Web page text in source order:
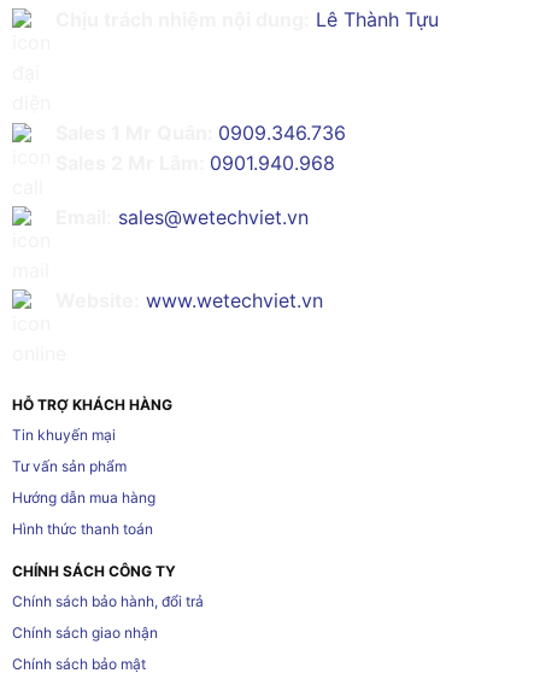
Lê Thành Tựu
0909.346.736
0901.940.968
sales@wetechviet.vn
www.wetechviet.vn
HỖ TRỢ KHÁCH HÀNG
Tin khuyến mại
Tư vấn sản phẩm
Hướng dẫn mua hàng
Hình thức thanh toán
CHÍNH SÁCH CÔNG TY
Chính sách bảo hành, đổi trả
Chính sách giao nhận
Chính sách bảo mật